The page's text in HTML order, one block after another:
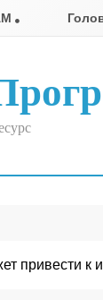
привести к